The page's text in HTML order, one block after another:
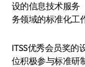
设的信息技术服务
务领域的标准化工
ITSS优秀会员奖的
位积极参与标准研